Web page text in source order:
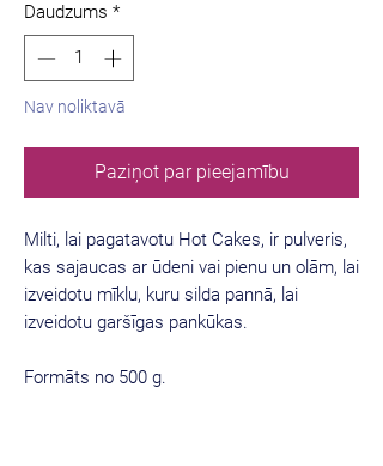
Daudzums *
Nav noliktavā
Paziņot par pieejamību
Milti, lai pagatavotu Hot Cakes, ir pulveris,
kas sajaucas ar ūdeni vai pienu un olām, lai
izveidotu mīklu, kuru silda pannā, lai
izveidotu garšīgas pankūkas.
Formāts no 500 g.